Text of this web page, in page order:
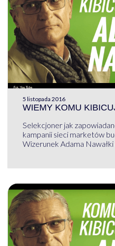
5 listopada 2016
WIEMY KOMU
Selekcjoner jak
kampanii sieci marketów
Wizerunek Adama Nawałki